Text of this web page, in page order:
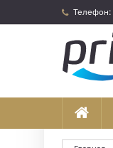
Телефон: